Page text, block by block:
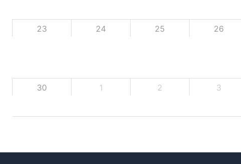
23 24 25 26
30 1 2 3